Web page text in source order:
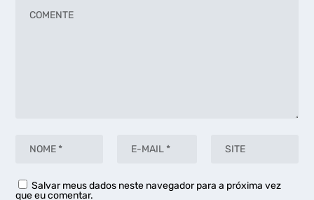
Salvar meus dados neste navegador para a próxima vez
que eu comentar.